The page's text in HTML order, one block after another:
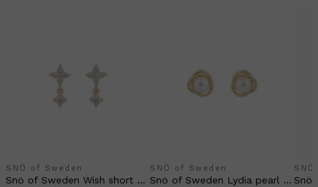
SNÖ of Sweden
Snö of Sweden Wish short earrings gold/clear
SNÖ of Sweden
Snö of Sweden Lydia pearl earrings gold